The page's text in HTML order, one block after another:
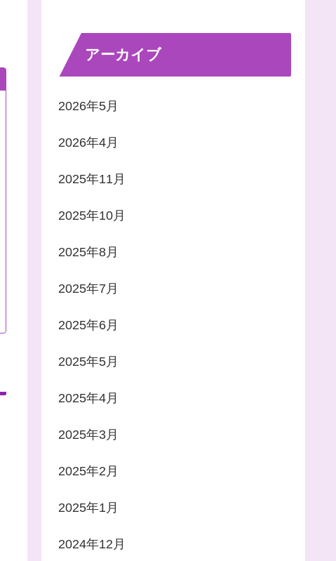
アーカイブ
2026年5月
2026年4月
2025年11月
2025年10月
2025年8月
2025年7月
2025年6月
2025年5月
2025年4月
2025年3月
2025年2月
2025年1月
2024年12月